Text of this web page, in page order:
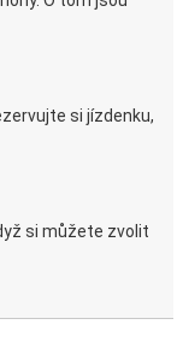
si jízdenku,
si můžete zvolit